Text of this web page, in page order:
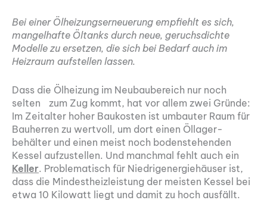
Bei einer Ölheizungserneuerung empfiehlt es sich,
mangelhafte Öltanks durch neue, geruchsdichte
Modelle zu ersetzen, die sich bei Bedarf auch im
Heizraum aufstellen lassen.
Dass die Ölheizung im Neubaubereich nur noch
selten zum Zug kommt, hat vor allem zwei Gründe:
Im Zeitalter hoher Baukosten ist umbauter Raum für
Bauherren zu wertvoll, um dort einen Öllager-
behälter und einen meist noch bodenstehenden
Kessel aufzustellen. Und manchmal fehlt auch ein
Keller. Problematisch für Niedrigenergiehäuser ist,
dass die Mindestheizleistung der meisten Kessel bei
etwa 10 Kilowatt liegt und damit zu hoch ausfällt.